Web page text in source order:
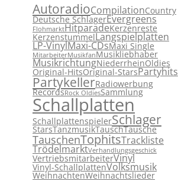
AutoradioCompilationCountry
Deutsche SchlagerEvergreens
FlohmarktHitparadeKerzenreste
KerzenstummelLangspielplatten
LP-VinylMaxi-CDsMaxi Single
MitarbeiterMusikfanMusikliebhaber
MusikrichtungNiederrheinOldies
Original-HitsOriginal-StarsPartyhits
PartykellerRadiowerbung
RecordsRock OldiesSammlung
Schallplatten
SchallplattenspielerSchlager
StarsTanzmusikTauschTausche
TauschenTophitsTrackliste
TrödelmarktVerhandlungsgeschick
VertriebsmitarbeiterVinyl
Vinyl-SchallplattenVolksmusik
WeihnachtenWeihnachtslieder